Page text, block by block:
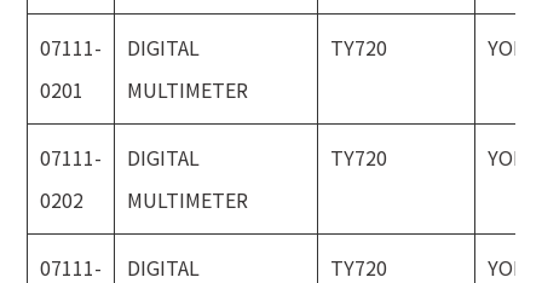
07111-
0201
DIGITAL
MULTIMETER
TY720
07111-
0202
DIGITAL
MULTIMETER
TY720
07111-
DIGITAL
TY720